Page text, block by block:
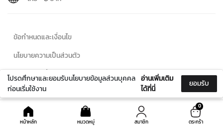
หน้าหลัก หมวดหมู่ สมาชิก
0
ตระกร้า
โปรดศึกษาและยอมรับนโยบายข้อมูลส่วนบุคคล
ก่อนเริ่มใช้งาน
อ่านเพิ่มเติม
ได้ที่นี่
ยอมรับ
© 2024 Maitreechit888. All Rights Reserved
ข้อกำหนดและเงื่อนไข
นโยบายความเป็นส่วนตัว
นโยบายคุกกี้
ชื่อ
นามสกุล
< / > m.me/213201505944094< / >